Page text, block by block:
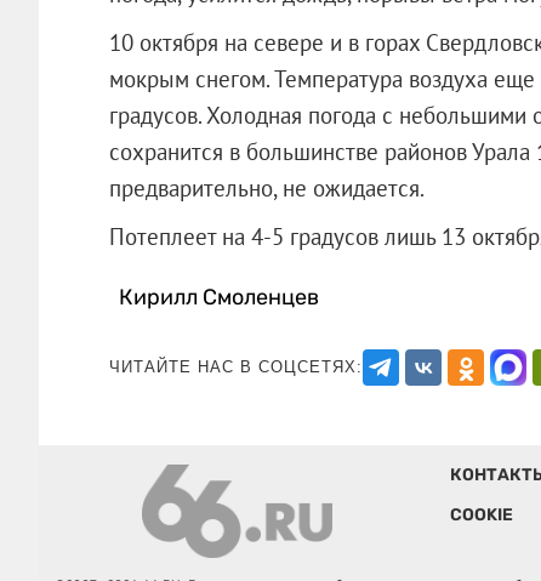
10 октября на севере и в горах
мокрым снегом. Температура воздуха
градусов. Холодная погода с
сохранится в большинстве районов Урала
предварительно, не ожидается.
Потеплеет на 4-5 градусов лишь 13
Кирилл Смоленцев
ЧИТАЙТЕ НАС В СОЦСЕТЯХ:
COOKIE